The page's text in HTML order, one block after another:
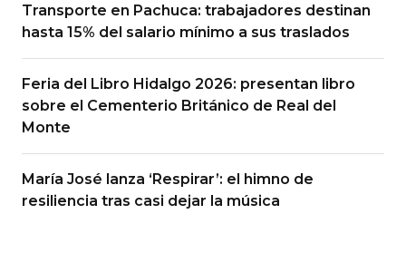
Transporte en Pachuca: trabajadores destinan
hasta 15% del salario mínimo a sus traslados
Feria del Libro Hidalgo 2026: presentan libro
sobre el Cementerio Británico de Real del
Monte
María José lanza ‘Respirar’: el himno de
resiliencia tras casi dejar la música